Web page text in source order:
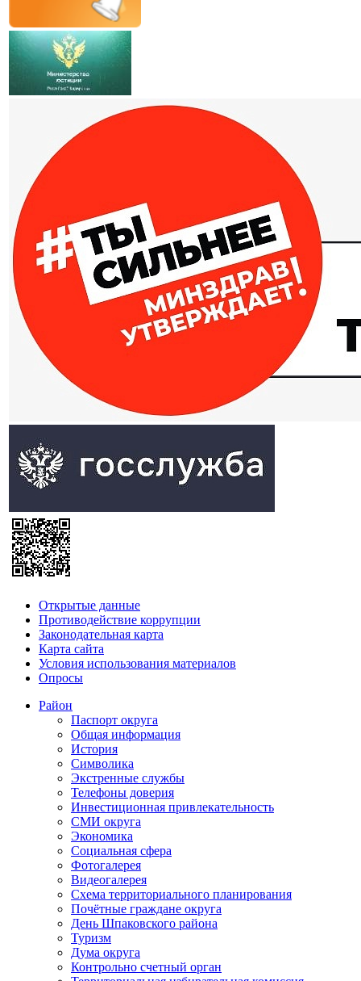
Открытые данные
Противодействие коррупции
Законодательная карта
Карта сайта
Условия использования материалов
Опросы
Район
Паспорт округа
Общая информация
История
Символика
Экстренные службы
Телефоны доверия
Инвестиционная привлекательность
СМИ округа
Экономика
Социальная сфера
Фотогалерея
Видеогалерея
Схема территориального планирования
Почётные граждане округа
День Шпаковского района
Туризм
Дума округа
Контрольно счетный орган